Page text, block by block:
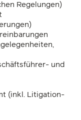
Regelungen)
und
(inkl. Litigation-